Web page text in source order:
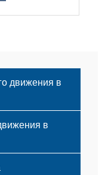
движения в
в